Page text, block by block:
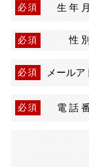
必須 生年
必須 性別
必須 メールア
必須 電話